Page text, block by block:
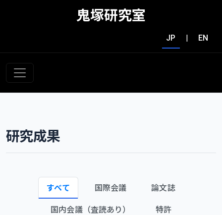
鬼塚研究室
JP | EN
研究成果
すべて 国際会議 論文誌
国内会議（査読あり） 特許